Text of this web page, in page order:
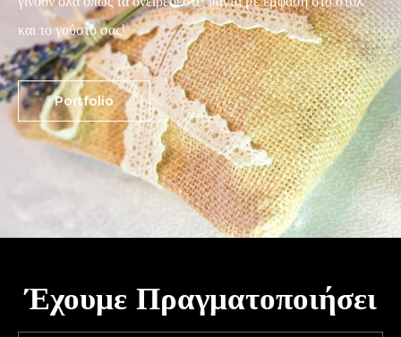
και το γούστο σας!
Portfolio
Έχουμε Πραγματοποιήσει